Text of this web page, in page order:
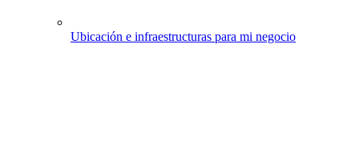
Ubicación e infraestructuras para mi negocio